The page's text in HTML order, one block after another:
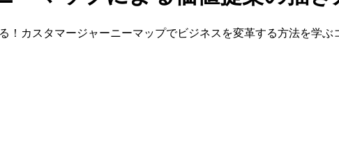
カスタマージャーニーマップでビジネスを変革する方法を学ぶ